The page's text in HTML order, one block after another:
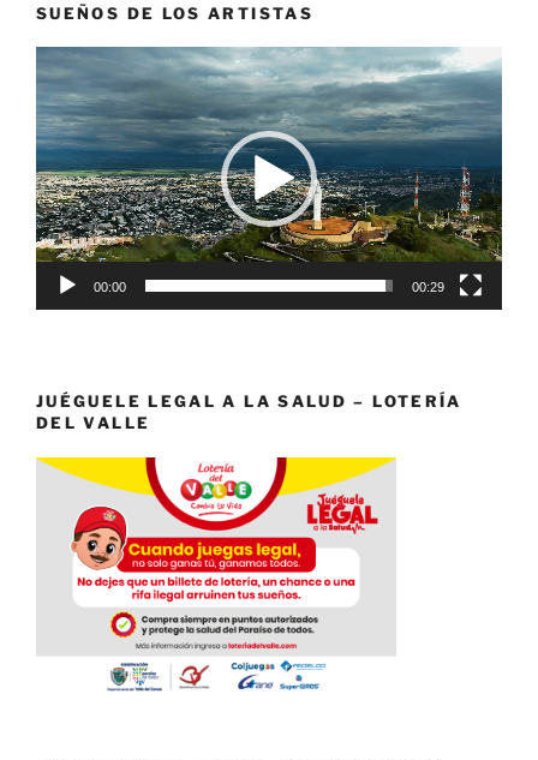
SUEÑOS DE LOS ARTISTAS
Reproductor
de
vídeo
00:00 00:29
JUÉGUELE LEGAL A LA SALUD – LOTERÍA
DEL VALLE